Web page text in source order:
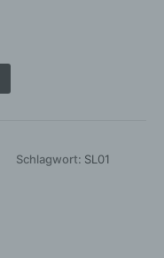
Schlagwort: SL01